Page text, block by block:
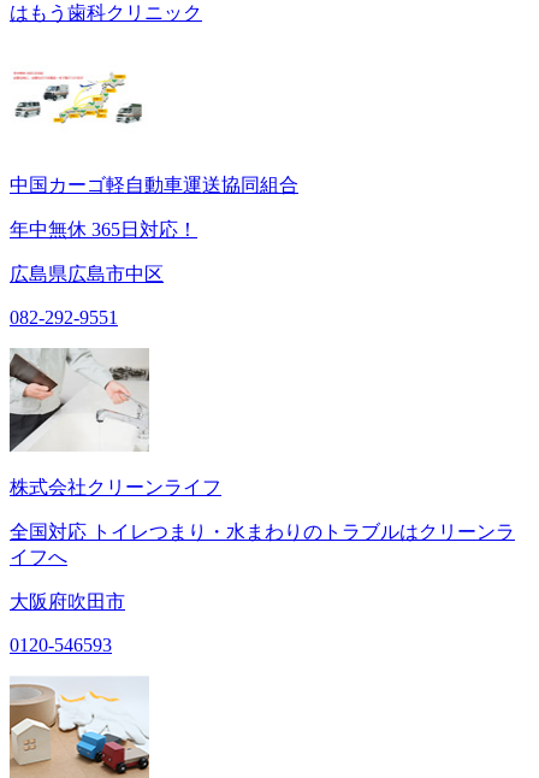
はもう歯科クリニック
中国カーゴ軽自動車運送協同組合
年中無休 365日対応！
広島県広島市中区
082-292-9551
株式会社クリーンライフ
全国対応 トイレつまり・水まわりのトラブルはクリーンラ
イフへ
大阪府吹田市
0120-546593